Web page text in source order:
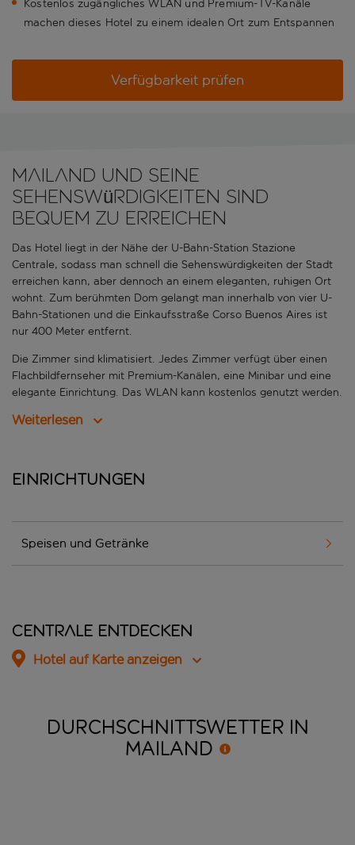
Kostenlos zugängliches WLAN und Premium-TV-Kanäle
machen dieses Hotel zu einem idealen Ort zum Entspannen
Verfügbarkeit prüfen
Mailand und seine
Sehenswürdigkeiten sind
bequem zu erreichen
Das Hotel liegt in der Nähe der U-Bahn-Station Stazione
Centrale, sodass man schnell die Sehenswürdigkeiten der Stadt
erreichen kann, aber dennoch an einem eleganten, ruhigen Ort
wohnt. Zum berühmten Dom gelangt man innerhalb von vier U-
Bahn-Stationen und die Einkaufsstraße Corso Buenos Aires ist
nur 400 Meter entfernt.
Die Zimmer sind klimatisiert. Jedes Zimmer verfügt über einen
Flachbildfernseher mit Premium-Kanälen, eine Minibar und eine
elegante Einrichtung. Das WLAN kann kostenlos genutzt werden.
Weiterlesen
Einrichtungen
Speisen und Getränke
Centrale entdecken
Hotel auf Karte anzeigen
DURCHSCHNITTSWETTER IN
MAILAND